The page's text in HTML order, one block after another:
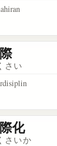
瀬戸際
さい
国際的
化
さいか